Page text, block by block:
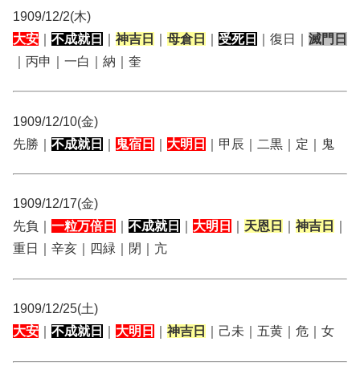
1909/12/2(木)
大安
不成就日 神吉日 母倉日 受死日 ｜復日｜ 滅門日
｜丙申｜一白｜納｜奎
1909/12/10(金)
先勝｜ 不成就日 鬼宿日 大明日 ｜甲辰｜二黒｜定｜鬼
1909/12/17(金)
先負｜ 一粒万倍日 不成就日 大明日 天恩日 神吉日
重日｜辛亥｜四緑｜閉｜亢
1909/12/25(土)
大安
不成就日 大明日 神吉日 ｜己未｜五黄｜危｜女